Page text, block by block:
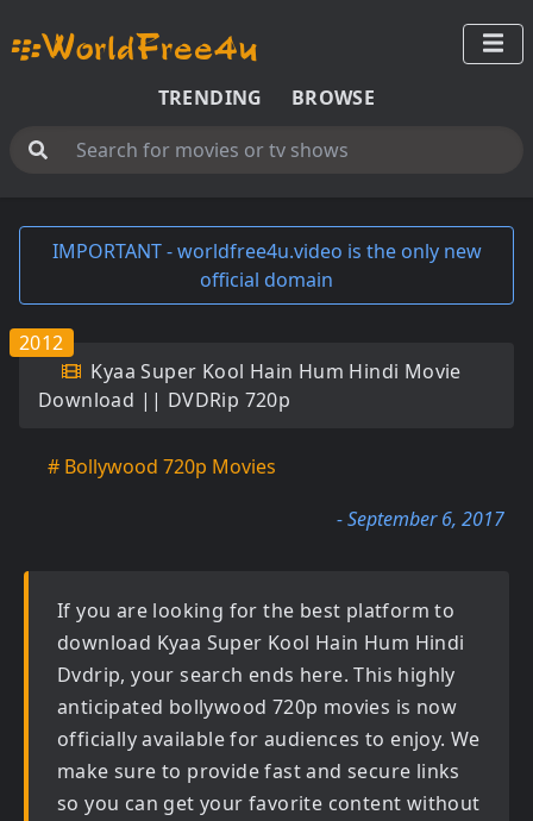
TRENDING BROWSE
IMPORTANT - worldfree4u.video is the only new
official domain
Kyaa Super Kool Hain Hum Hindi Movie
Download || DVDRip 720p
2012
# Bollywood 720p Movies
- September 6, 2017
If you are looking for the best platform to
download Kyaa Super Kool Hain Hum Hindi
Dvdrip, your search ends here. This highly
anticipated bollywood 720p movies is now
officially available for audiences to enjoy. We
make sure to provide fast and secure links
so you can get your favorite content without